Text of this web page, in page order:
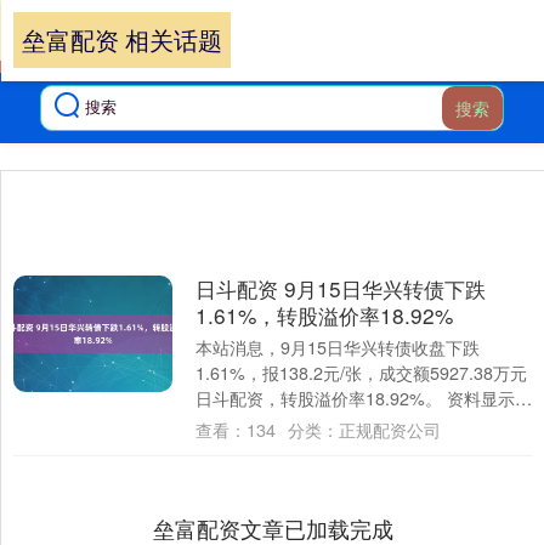
搜索
垒富配资 相关话题
日斗配资 9月15日华兴转债下跌
1.61%，转股溢价率18.92%
本站消息，9月15日华兴转债收盘下跌
1.61%，报138.2元/张，成交额5927.38万元
日斗配资，转股溢价率18.92%。 资料显示，
华兴转债信用级别为“A....
查看： 134 分类： 正规配资公司
垒富配资文章已加载完成